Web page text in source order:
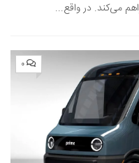
می‌کند. در واقع...
۰